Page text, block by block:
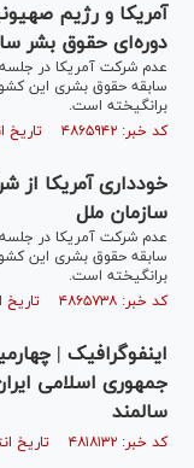
آمریکا و رژیم
دوره‌ای حقوق بشر
عدم شرکت آمریکا در
سابقه حقوق بشری این
برانگیخته است.
کد خبر: ۴۸۶۵۹۴۲ تاریخ انتشار : ۱۴۰۴/۰۸/۱۸
خودداری آمریکا از
سازمان ملل
عدم شرکت آمریکا در
سابقه حقوق بشری این
برانگیخته است.
کد خبر: ۴۸۶۵۷۳۸ تاریخ انتشار : ۱۴۰۴/۰۸/۱۷
اینفوگرافیک |
سالمند
کد خبر: ۴۸۱۸۱۳۲ تاریخ انتشار : ۱۴۰۳/۱۱/۱۵